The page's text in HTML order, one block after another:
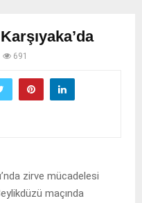
691
zirve mücadelesi
maçında